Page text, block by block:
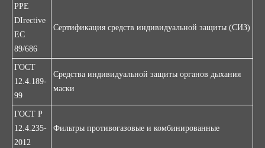
PPE
DIrective
EC
89/686
Сертификация средств индивидуальной защиты (СИЗ)
ГОСТ
12.4.189-
99
Средства индивидуальной защиты органов дыхания
маски
ГОСТ Р
12.4.235-
2012
Фильтры противогазовые и комбинированные